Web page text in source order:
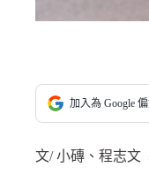
加入為 Google
文/ 小磚、程志文